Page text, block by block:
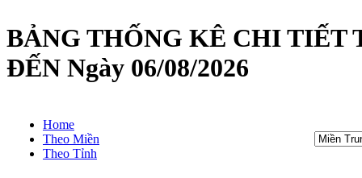
BẢNG THỐNG KÊ CHI TIẾT
ĐẾN Ngày 06/08/2026
Home
Theo Miền
Theo Tỉnh